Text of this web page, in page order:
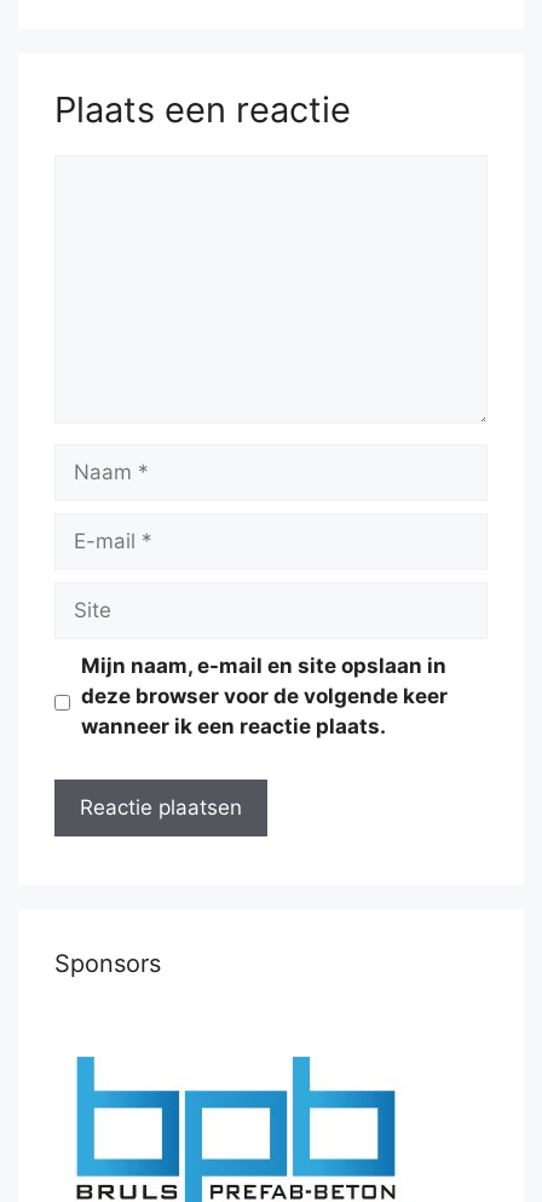
Plaats een reactie
Naam
Site
Mijn naam, e-mail en site opslaan in
deze browser voor de volgende keer
wanneer ik een reactie plaats.
Sponsors